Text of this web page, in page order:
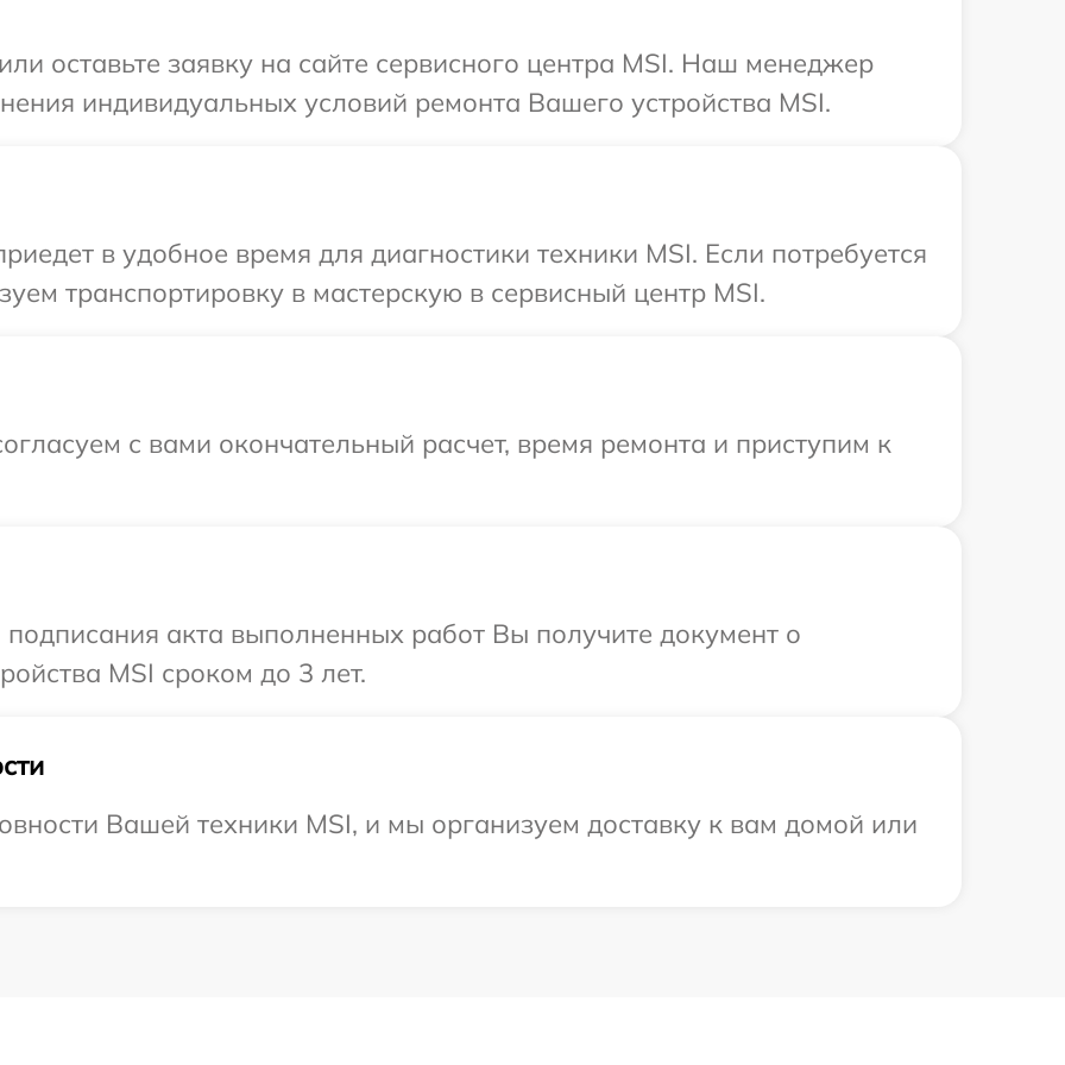
оставьте заявку на сайте сервисного центра MSI. Наш менеджер
индивидуальных условий ремонта Вашего устройства MSI.
в удобное время для диагностики техники MSI. Если потребуется
транспортировку в мастерскую в сервисный центр MSI.
с вами окончательный расчет, время ремонта и приступим к
акта выполненных работ Вы получите документ о
MSI сроком до 3 лет.
Вашей техники MSI, и мы организуем доставку к вам домой или